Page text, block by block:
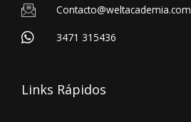
Contacto@weltacademia.com
3471 315436
Links Rápidos